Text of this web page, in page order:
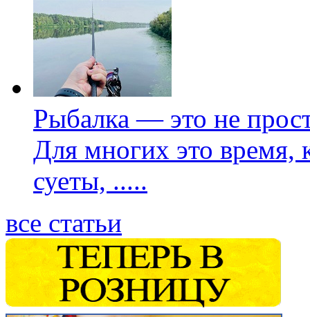
Рыбалка — это не
Для многих это время,
суеты, .....
все статьи